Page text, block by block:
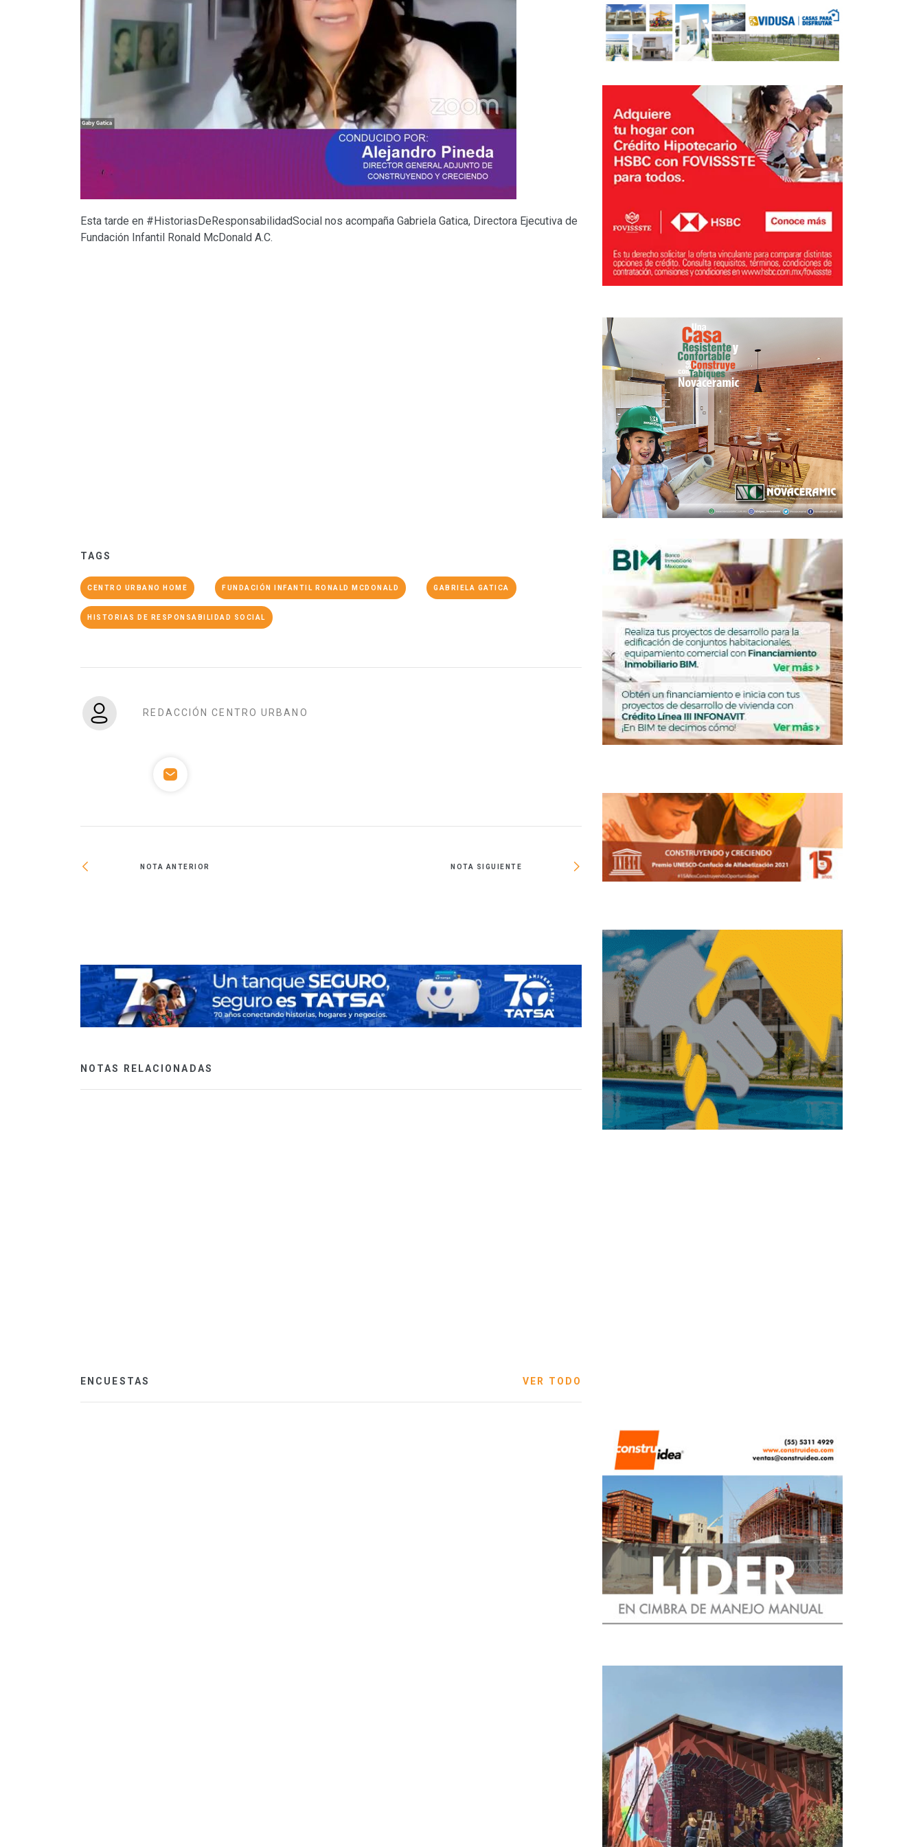
Esta tarde en #HistoriasDeResponsabilidadSocial nos acompaña Gabriela Gatica, Directora Ejecutiva de
Fundación Infantil Ronald McDonald A.C.
TAGS
CENTRO URBANO HOME FUNDACIÓN INFANTIL RONALD MCDONALD GABRIELA GATICA
HISTORIAS DE RESPONSABILIDAD SOCIAL
REDACCIÓN CENTRO URBANO
NOTA ANTERIOR NOTA SIGUIENTE
NOTAS RELACIONADAS
ENCUESTAS VER TODO